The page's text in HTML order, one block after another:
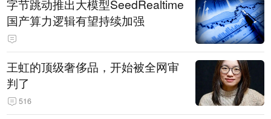
字节跳动推出大模型SeedRealtime
国产算力逻辑有望持续加强
王虹的顶级奢侈品，开始被全网审
判了
516